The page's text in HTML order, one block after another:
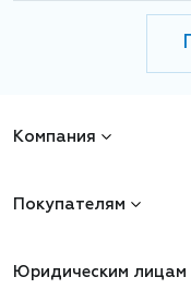
Компания
Покупателям
Юридическим лицам